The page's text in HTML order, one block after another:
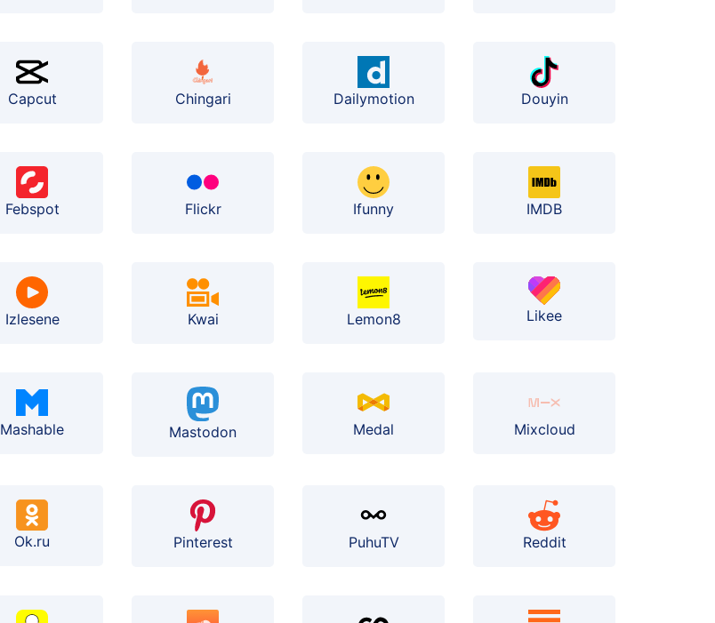
Capcut Chingari Dailymotion Douyin
Febspot Flickr Ifunny IMDB
Izlesene Kwai Lemon8 Likee
Mashable Mastodon Medal Mixcloud
Ok.ru Pinterest PuhuTV Reddit